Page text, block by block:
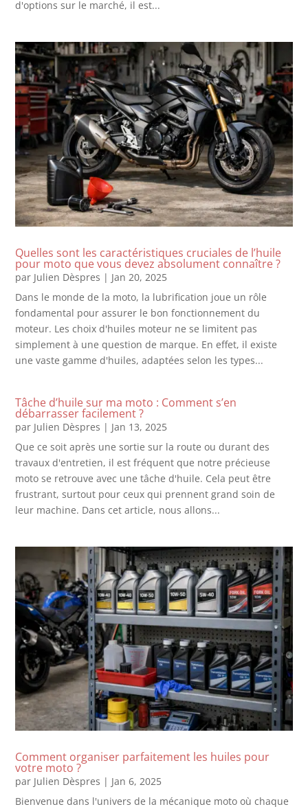
d'options sur le marché, il est...
Quelles sont les caractéristiques cruciales de l’huile
pour moto que vous devez absolument connaître ?
par Julien Dèspres | Jan 20, 2025
Dans le monde de la moto, la lubrification joue un rôle
fondamental pour assurer le bon fonctionnement du
moteur. Les choix d'huiles moteur ne se limitent pas
simplement à une question de marque. En effet, il existe
une vaste gamme d'huiles, adaptées selon les types...
Tâche d’huile sur ma moto : Comment s’en
débarrasser facilement ?
par Julien Dèspres | Jan 13, 2025
Que ce soit après une sortie sur la route ou durant des
travaux d'entretien, il est fréquent que notre précieuse
moto se retrouve avec une tâche d'huile. Cela peut être
frustrant, surtout pour ceux qui prennent grand soin de
leur machine. Dans cet article, nous allons...
Comment organiser parfaitement les huiles pour
votre moto ?
par Julien Dèspres | Jan 6, 2025
Bienvenue dans l'univers de la mécanique moto où chaque